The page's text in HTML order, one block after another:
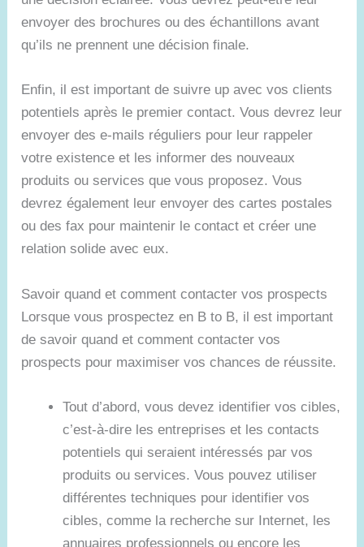
envoyer des brochures ou des échantillons avant
qu’ils ne prennent une décision finale.
Enfin, il est important de suivre up avec vos clients
potentiels après le premier contact. Vous devrez leur
envoyer des e-mails réguliers pour leur rappeler
votre existence et les informer des nouveaux
produits ou services que vous proposez. Vous
devrez également leur envoyer des cartes postales
ou des fax pour maintenir le contact et créer une
relation solide avec eux.
Savoir quand et comment contacter vos prospects
Lorsque vous prospectez en B to B, il est important
de savoir quand et comment contacter vos
prospects pour maximiser vos chances de réussite.
Tout d’abord, vous devez identifier vos cibles,
c’est-à-dire les entreprises et les contacts
potentiels qui seraient intéressés par vos
produits ou services. Vous pouvez utiliser
différentes techniques pour identifier vos
cibles, comme la recherche sur Internet, les
annuaires professionnels ou encore les